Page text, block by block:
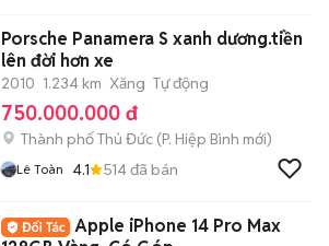
Porsche Panamera S xanh dương.tiền
lên đời hơn xe
2010 1.234 km Xăng Tự động
750.000.000 đ
Thành phố Thủ Đức (P. Hiệp Bình mới)
Lê Toàn 4.1 514đã bán
Apple iPhone 14 Pro Max